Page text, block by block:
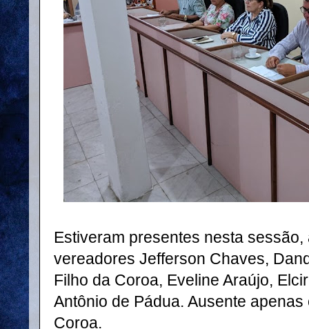
Estiveram presentes nesta
vereadores Jefferson Chaves,
Filho da Coroa, Eveline Araújo,
Antônio de Pádua. Ausente
Coroa.